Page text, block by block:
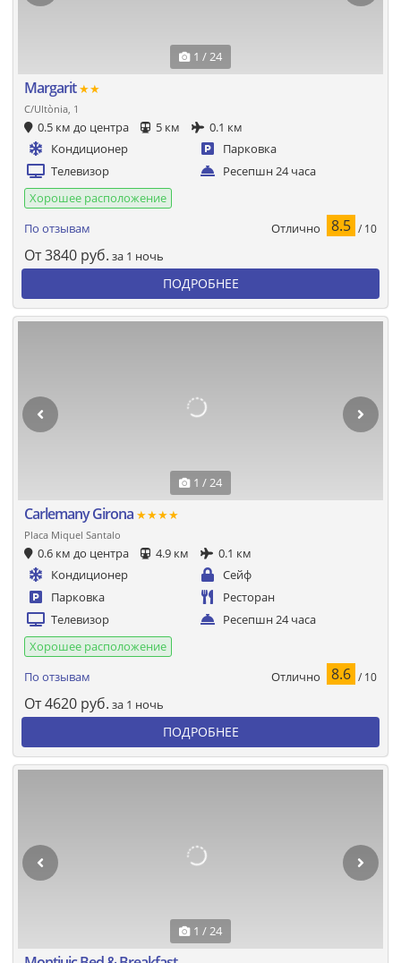
1 / 24
Margarit★★
C/Ultònia, 1
0.5 км до центра 5 км
0.1 км
Кондиционер
Парковка
Телевизор
Ресепшн 24 часа
Хорошее расположение
По отзывам
Отлично 8.5 / 10
От3840 руб. за 1 ночь
ПОДРОБНЕЕ
1 / 24
Carlemany Girona ★★★★
Placa Miquel Santalo
0.6 км до центра 4.9 км
0.1 км
Кондиционер
Сейф
Парковка
Ресторан
Телевизор
Ресепшн 24 часа
Хорошее расположение
По отзывам
Отлично 8.6 / 10
От4620 руб. за 1 ночь
ПОДРОБНЕЕ
1 / 24